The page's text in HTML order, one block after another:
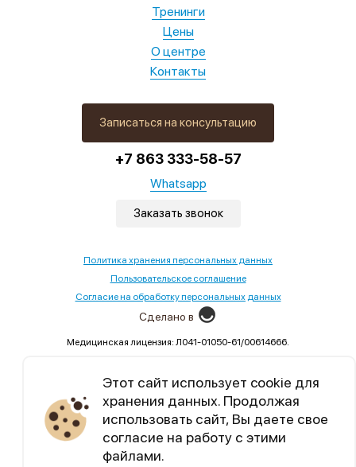
Уникальный контент, бесплатные марафоны по
семейным отношениям.
Записаться на консультацию
+7 863 333-58-57
Whatsapp
Заказать звонок
Тренинги
Цены
О центре
Контакты
Политика хранения персональных данных
Пользовательское соглашение
Согласие на обработку персональных данных
Сделано в
Медицинская лицензия: Л041-01050-61/00614666.
области,02.09.2022
Этот сайт использует cookie для
хранения данных. Продолжая
использовать сайт, Вы даете свое
согласие на работу с этими
файлами.